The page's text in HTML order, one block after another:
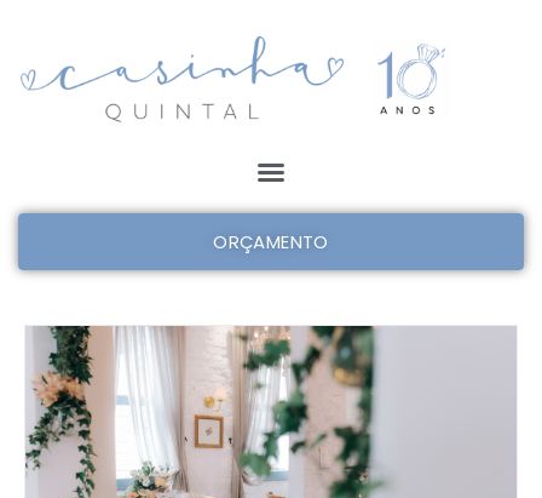
ORÇAMENTO